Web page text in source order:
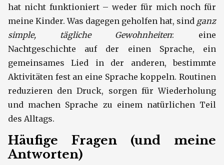
hat nicht funktioniert – weder für mich noch für
meine Kinder. Was dagegen geholfen hat, sind ganz
simple, tägliche Gewohnheiten: eine
Nachtgeschichte auf der einen Sprache, ein
gemeinsames Lied in der anderen, bestimmte
Aktivitäten fest an eine Sprache koppeln. Routinen
reduzieren den Druck, sorgen für Wiederholung
und machen Sprache zu einem natürlichen Teil
des Alltags.
Häufige Fragen (und meine
Antworten)